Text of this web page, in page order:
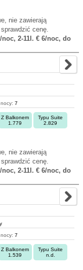
nie zawierają
cenę.
2-11l. € 6/noc, do
nocy: 7
Z Balkonem
1.779
Typu Suite
2.829
nie zawierają
cenę.
2-11l. € 6/noc, do
nocy: 7
Z Balkonem
1.539
Typu Suite
n.d.